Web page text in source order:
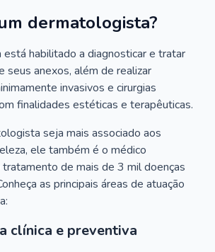
dermatologista?
habilitado a diagnosticar e tratar
seus anexos, além de realizar
invasivos e cirurgias
finalidades estéticas e terapêuticas.
seja mais associado aos
ele também é o médico
de mais de 3 mil doenças
as principais áreas de atuação
clínica e preventiva